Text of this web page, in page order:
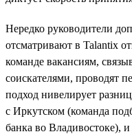
Нередко руководители
отсматривают в Talantix
команде вакансиям,
соискателями, проводят
подход нивелирует
с Иркутском (команда
банка во Владивостоке),